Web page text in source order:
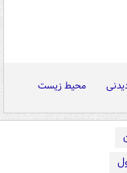
محیط زیست